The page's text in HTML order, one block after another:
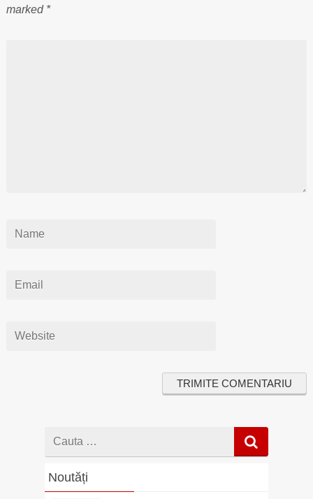
marked *
Cauta
Noutăți